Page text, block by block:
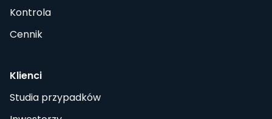
Kontrola
Cennik
Klienci
Studia przypadków